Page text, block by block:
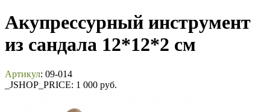
Акупрессурный инструмент
из сандала 12*12*2 см
Артикул: 09-014
_JSHOP_PRICE: 1 000 руб.